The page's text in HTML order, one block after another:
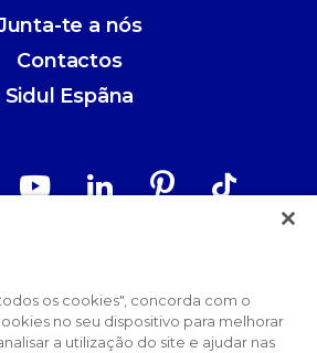
te a nós
Contactos
Sidul Espãna
de Privacidade
e Condições
os cookies", concorda com o
no seu dispositivo para melhorar
a utilização do site e ajudar nas